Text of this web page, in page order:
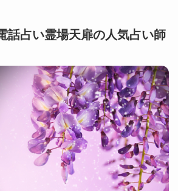
話占い霊場天扉の人気占い師